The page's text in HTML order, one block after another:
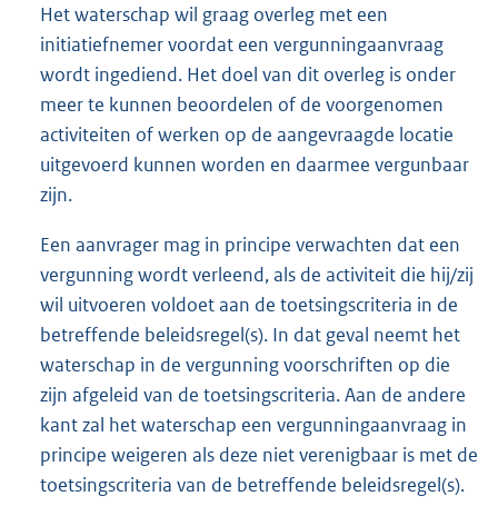
Het waterschap wil graag overleg met een
initiatiefnemer voordat een vergunningaanvraag
wordt ingediend. Het doel van dit overleg is onder
meer te kunnen beoordelen of de voorgenomen
activiteiten of werken op de aangevraagde locatie
uitgevoerd kunnen worden en daarmee vergunbaar
zijn.
Een aanvrager mag in principe verwachten dat een
vergunning wordt verleend, als de activiteit die hij/zij
wil uitvoeren voldoet aan de toetsingscriteria in de
betreffende beleidsregel(s). In dat geval neemt het
waterschap in de vergunning voorschriften op die
zijn afgeleid van de toetsingscriteria. Aan de andere
kant zal het waterschap een vergunningaanvraag in
principe weigeren als deze niet verenigbaar is met de
toetsingscriteria van de betreffende beleidsregel(s).